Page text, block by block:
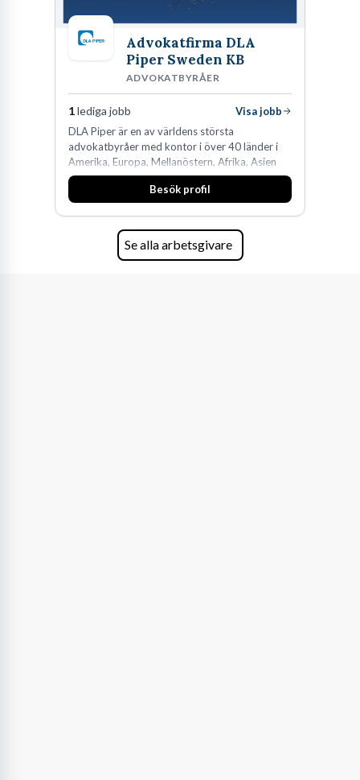
Advokatfirma DLA
Piper Sweden KB
ADVOKATBYRÅER
1lediga jobb
Visa jobb
DLA Piper är en av världens största
advokatbyråer med kontor i över 40 länder i
Amerika, Europa, Mellanöstern, Afrika, Asien
och Oceanien. Vi är specialister inom
affärsjuridikens alla områden och vi har några
Köpenhamn, Århus, Oslo och Helsingfors kan vi
på DLA Piper erbjuda våra klienter en unik,
Besök profil
Se alla arbetsgivare